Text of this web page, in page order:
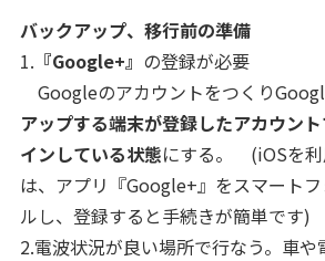
バックアップ、移行前の準備
1. 『Google+』 の登録が必要
Googleのアカウントをつくり
アップする端末が登録したアカウン
インしている状態にする。 (iOSを利
は、アプリ『Google+』をスマート
ルし、登録すると手続きが簡単です)
2.電波状況が良い場所で行なう。車や